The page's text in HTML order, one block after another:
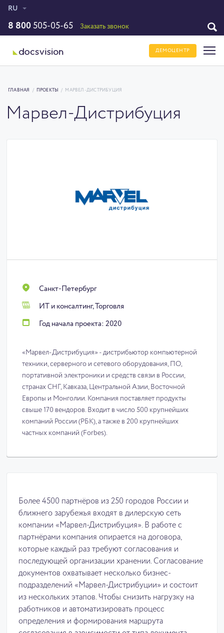
RU
8 800 505-05-65 Заказать звонок
ДЕМОЦЕНТР
ГЛАВНАЯ / ПРОЕКТЫ / МАРВЕЛ-ДИСТРИБУЦИЯ
Марвел-Дистрибуция
Санкт-Петербург
ИТ и консалтинг, Торговля
Год начала проекта: 2020
«Марвел-Дистрибуция» - дистрибьютор компьютерной
техники, серверного и сетевого оборудования, ПО,
портативной электроники и средств связи в России,
странах СНГ, Кавказа, Центральной Азии, Восточной
Европы и Монголии. Компания поставляет продукты
свыше 170 вендоров. Входит в число 500 крупнейших
компаний России (РБК), а также в 200 крупнейших
частных компаний (Forbes).
Более 4500 партнёров из 250 городов России и
ближнего зарубежья входят в дилерскую сеть
компании «Марвел-Дистрибуция». В работе с
партнёрами компания опирается на договора,
которые каждый раз требуют согласования и
последующей организации хранении. Согласование
документов охватывает несколько бизнес-
подразделений «Марвел-Дистрибуции» и состоит
из нескольких этапов. Чтобы снизить нагрузку на
работников и автоматизировать процесс
определения и формирования маршрута